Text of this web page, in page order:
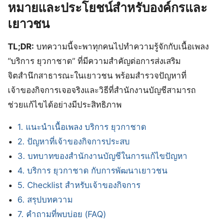
หมายและประโยชน์สำหรับองค์กรและ
เยาวชน
TL;DR: บทความนี้จะพาทุกคนไปทำความรู้จักกับเนื้อเพลง
“บริการ ยุวกาชาด” ที่มีความสำคัญต่อการส่งเสริม
จิตสำนึกสาธารณะในเยาวชน พร้อมสำรวจปัญหาที่
เจ้าของกิจการเจอจริงและวิธีที่สำนักงานบัญชีสามารถ
ช่วยแก้ไขได้อย่างมีประสิทธิภาพ
1. แนะนำเนื้อเพลง บริการ ยุวกาชาด
2. ปัญหาที่เจ้าของกิจการประสบ
3. บทบาทของสำนักงานบัญชีในการแก้ไขปัญหา
4. บริการ ยุวกาชาด กับการพัฒนาเยาวชน
5. Checklist สำหรับเจ้าของกิจการ
6. สรุปบทความ
7. คำถามที่พบบ่อย (FAQ)